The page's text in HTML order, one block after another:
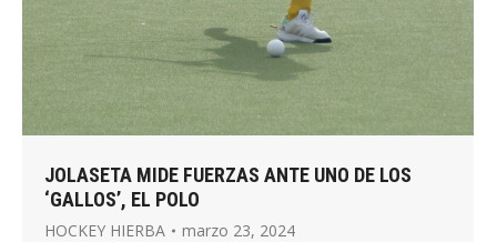
JOLASETA MIDE FUERZAS ANTE UNO DE LOS
‘GALLOS’, EL POLO
HOCKEY HIERBA marzo 23, 2024